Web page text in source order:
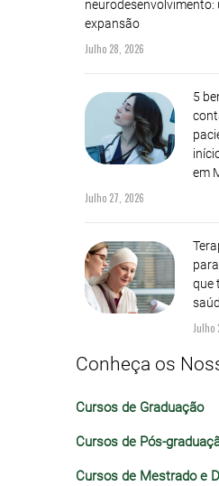
neurodesenvolvimento:
expansão
Julho 28, 2026
5
em
Julho 27, 2026
que
Julho
Conheça os
Cursos de Graduação
Cursos de Pós-
Cursos de Mestrado e